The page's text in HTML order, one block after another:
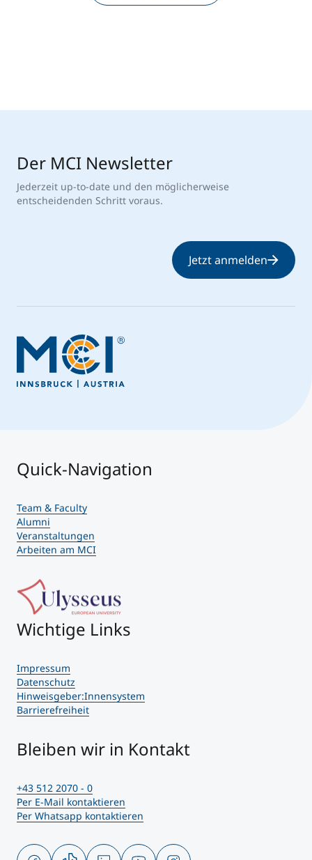
Der MCI Newsletter
Jederzeit up-to-date und den möglicherweise
entscheidenden Schritt voraus.
Jetzt anmelden
Quick-Navigation
Team & Faculty
Alumni
Veranstaltungen
Arbeiten am MCI
Wichtige Links
Impressum
Datenschutz
Hinweisgeber:Innensystem
Barrierefreiheit
Bleiben wir in Kontakt
+43 512 2070 - 0
Per E-Mail kontaktieren
Per Whatsapp kontaktieren